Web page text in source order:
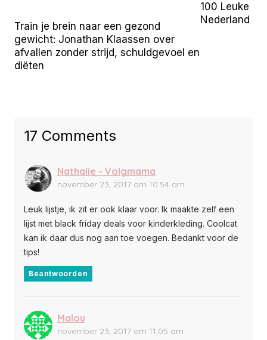
Train je brein naar een gezond
gewicht: Jonathan Klaassen over
afvallen zonder strijd, schuldgevoel en
diëten
100 Leuke
Nederland
17 Comments
Nathalie - Volgmama
november 23, 2017 om 10:54 am
Leuk lijstje, ik zit er ook klaar voor. Ik maakte zelf een
lijst met black friday deals voor kinderkleding. Coolcat
kan ik daar dus nog aan toe voegen. Bedankt voor de
tips!
Beantwoorden
Malou
november 23, 2017 om 11:05 am